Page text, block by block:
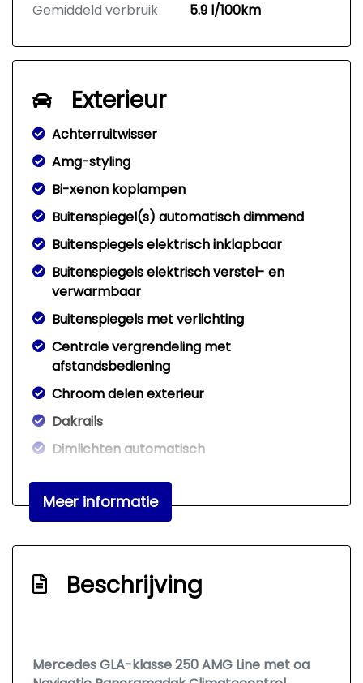
Gemiddeld verbruik
5.9 l/100km
Exterieur
Achterruitwisser
Amg-styling
Bi-xenon koplampen
Buitenspiegel(s) automatisch dimmend
Buitenspiegels elektrisch inklapbaar
Buitenspiegels elektrisch verstel- en
verwarmbaar
Buitenspiegels met verlichting
Centrale vergrendeling met
afstandsbediening
Chroom delen exterieur
Dakrails
Dimlichten automatisch
Extra getint glas achter
Panoramadak
Sportonderstel
Meer informatie
Beschrijving
Mercedes GLA-klasse 250 AMG Line met oa